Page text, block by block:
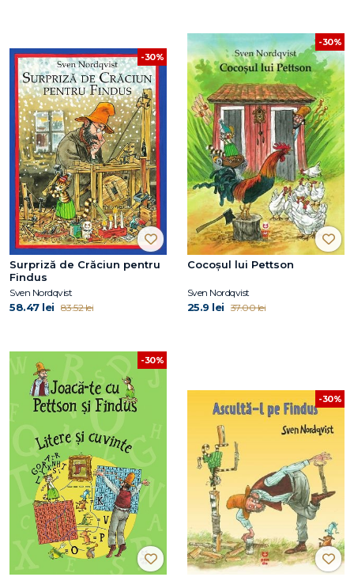
-30%
Surpriză de Crăciun pentru
Findus
Sven Nordqvist
58.47 lei 83.52 lei
-30%
Cocoșul lui Pettson
Sven Nordqvist
25.9 lei 37.00 lei
-30%
-30%